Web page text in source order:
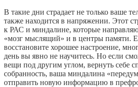
В такие дни страдает не только ваше
также находится в напряжении. Этот
к РАС и миндалине, которые
«мозг мыслящий» и в центры памяти.
восстановите хорошее настроение,
день вы явно не научитесь. Но если
вещи под другим углом, вернуть себе
собранность, ваша миндалина
отправить новую информацию в